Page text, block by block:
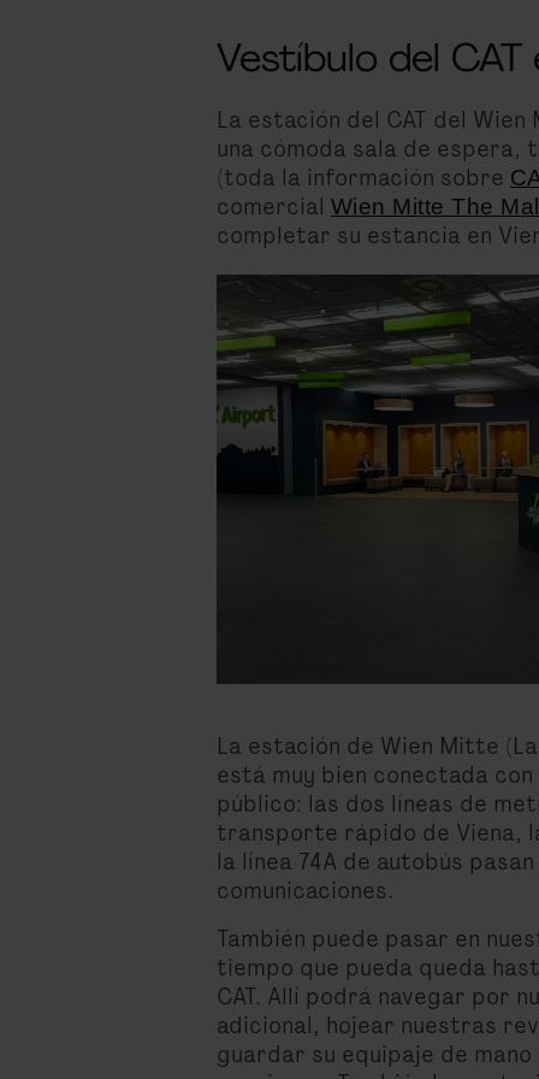
Vestíbulo del
La estación del CAT del
una cómoda sala de espera,
(toda la información sobre
comercial Wien Mitte The Mall
completar su estancia en
La estación de Wien Mitte
está muy bien conectada
público: las dos líneas de
transporte rápido de Viena,
la línea 74A de autobús
comunicaciones.
También puede pasar en
tiempo que pueda queda
CAT. Allí podrá navegar por
adicional, hojear nuestras
guardar su equipaje de